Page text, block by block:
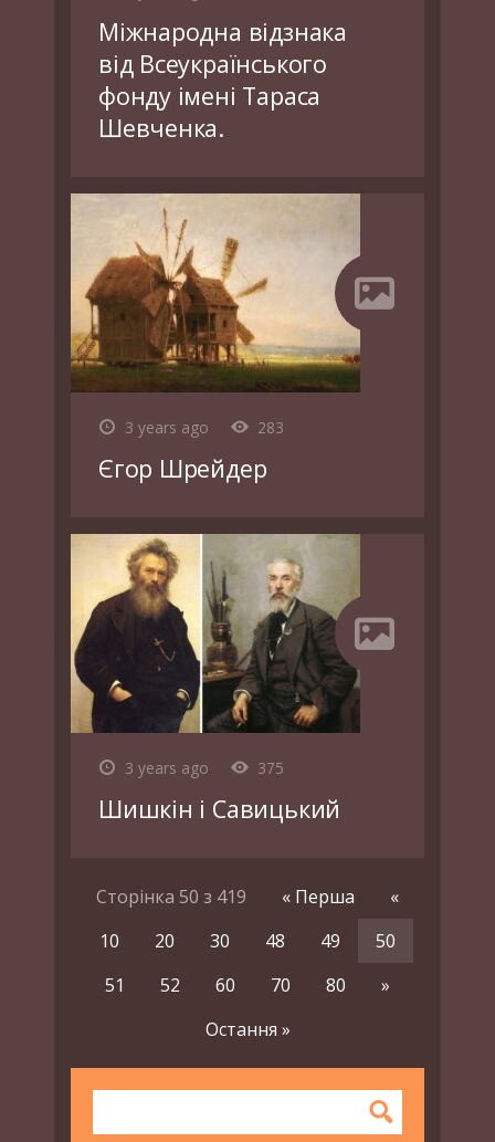
Міжнародна відзнака
від Всеукраїнського
фонду імені Тараса
Шевченка.
3 years ago 283
Єгор Шрейдер
3 years ago 375
Шишкін і Савицький
Сторінка 50 з 419 « Перша
«
10
20 30 48 49
50
51
52 60 70 80
»
Остання »